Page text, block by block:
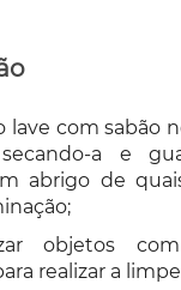
lave com sabão
a e
abrigo de
objetos
realizar a